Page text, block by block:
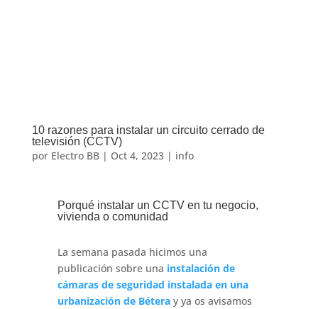
10 razones para instalar un circuito cerrado de
televisión (CCTV)
por Electro BB| Oct 4, 2023| info
Porqué instalar un CCTV en tu negocio,
vivienda o comunidad
La semana pasada hicimos una
publicación sobre una instalación de
cámaras de seguridad instalada en una
urbanización de Bétera y ya os avisamos